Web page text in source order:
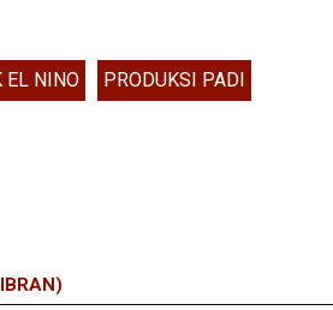
EL NINO PRODUKSI PADI